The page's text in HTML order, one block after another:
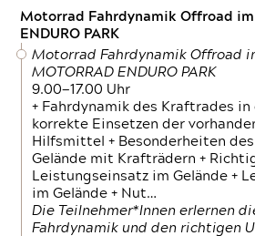
Motorrad Fahrdynamik Offroad im
ENDURO PARK
Motorrad Fahrdynamik Offroad
MOTORRAD ENDURO PARK
9.00—17.00 Uhr
+ Fahrdynamik des Kraftrades in
korrekte Einsetzen der
Hilfsmittel + Besonderheiten
Gelände mit Krafträdern +
Leistungseinsatz im Gelände +
im Gelände + Nut…
Die Teilnehmer*Innen erlernen
Fahrdynamik und den richtigen